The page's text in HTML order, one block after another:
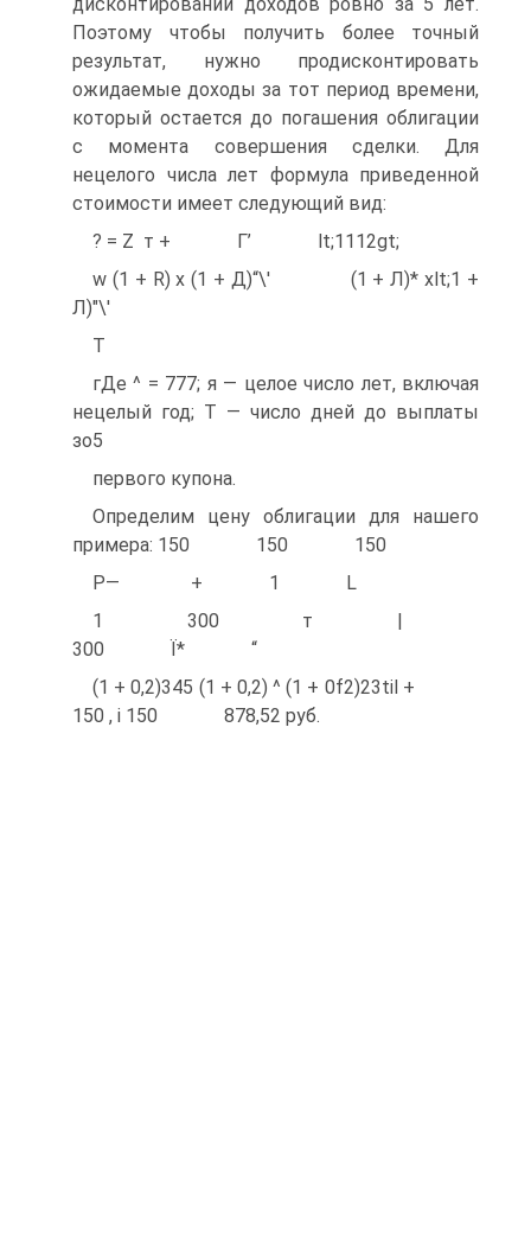
дисконтировании доходов ровно за 5 лет.
Поэтому чтобы получить более точный
результат, нужно продисконтировать
ожидаемые доходы за тот период времени,
который остается до погашения облигации
с момента совершения сделки. Для
нецелого числа лет формула приведенной
стоимости имеет следующий вид:
? = Z т + Г’ lt;1112gt;
w (1 + R) х (1 + Д)“\' (1 + Л)* хlt;1 +
Л)"\'
Т
гДе ^ = 777; я — целое число лет, включая
нецелый год; Т — число дней до выплаты
зо5
первого купона.
Определим цену облигации для нашего
примера: 150 150 150
Р— + 1 L
1 300 т |
300 Ї* “
(1 + 0,2)345 (1 + 0,2) ^ (1 + 0f2)23til +
150 , і 150 878,52 руб.